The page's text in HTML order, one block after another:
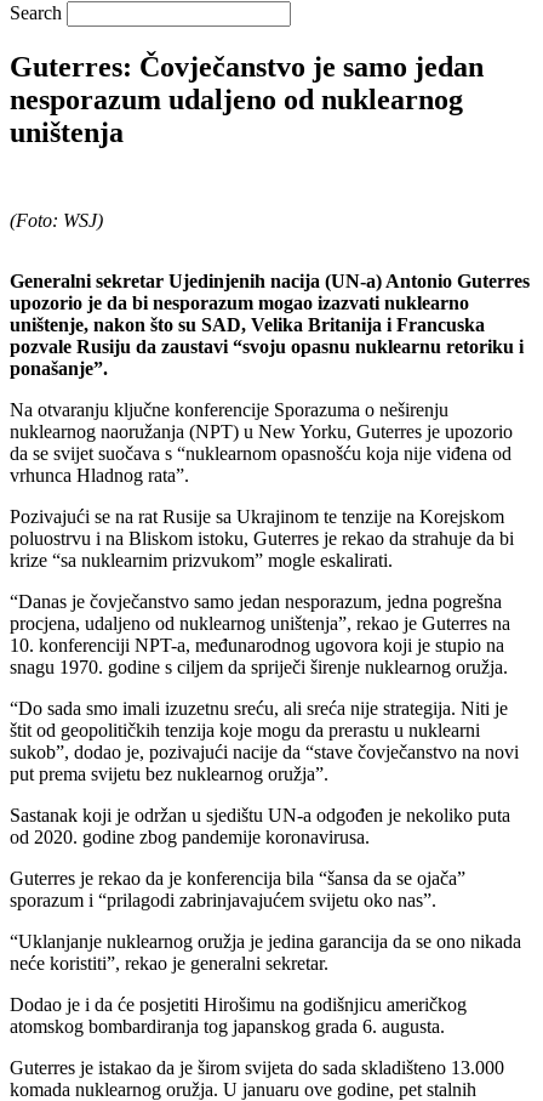
Search
Guterres: Čovječanstvo je samo jedan
nesporazum udaljeno od nuklearnog
uništenja
(Foto: WSJ)
Generalni sekretar Ujedinjenih nacija (UN-a) Antonio Guterres
upozorio je da bi nesporazum mogao izazvati nuklearno
uništenje, nakon što su SAD, Velika Britanija i Francuska
pozvale Rusiju da zaustavi “svoju opasnu nuklearnu retoriku i
ponašanje”.
Na otvaranju ključne konferencije Sporazuma o neširenju
nuklearnog naoružanja (NPT) u New Yorku, Guterres je upozorio
da se svijet suočava s “nuklearnom opasnošću koja nije viđena od
vrhunca Hladnog rata”.
Pozivajući se na rat Rusije sa Ukrajinom te tenzije na Korejskom
poluostrvu i na Bliskom istoku, Guterres je rekao da strahuje da bi
krize “sa nuklearnim prizvukom” mogle eskalirati.
“Danas je čovječanstvo samo jedan nesporazum, jedna pogrešna
procjena, udaljeno od nuklearnog uništenja”, rekao je Guterres na
10. konferenciji NPT-a, međunarodnog ugovora koji je stupio na
snagu 1970. godine s ciljem da spriječi širenje nuklearnog oružja.
“Do sada smo imali izuzetnu sreću, ali sreća nije strategija. Niti je
štit od geopolitičkih tenzija koje mogu da prerastu u nuklearni
sukob”, dodao je, pozivajući nacije da “stave čovječanstvo na novi
put prema svijetu bez nuklearnog oružja”.
Sastanak koji je održan u sjedištu UN-a odgođen je nekoliko puta
od 2020. godine zbog pandemije koronavirusa.
Guterres je rekao da je konferencija bila “šansa da se ojača”
sporazum i “prilagodi zabrinjavajućem svijetu oko nas”.
“Uklanjanje nuklearnog oružja je jedina garancija da se ono nikada
neće koristiti”, rekao je generalni sekretar.
Dodao je i da će posjetiti Hirošimu na godišnjicu američkog
atomskog bombardiranja tog japanskog grada 6. augusta.
Guterres je istakao da je širom svijeta do sada skladišteno 13.000
komada nuklearnog oružja. U januaru ove godine, pet stalnih